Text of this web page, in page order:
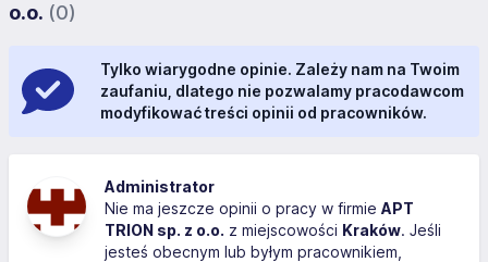
o.o. (0)
Tylko wiarygodne opinie. Zależy nam na Twoim
zaufaniu, dlatego nie pozwalamy pracodawcom
modyfikować treści opinii od pracowników.
Administrator
Nie ma jeszcze opinii o pracy w firmie APT
TRION sp. z o.o. z miejscowości Kraków. Jeśli
jesteś obecnym lub byłym pracownikiem,